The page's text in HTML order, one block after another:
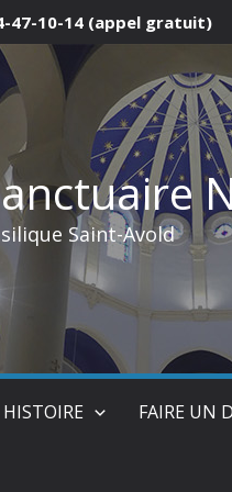
47-10-14 (appel gratuit)
Saint-Avold
HISTOIRE FAIRE UN